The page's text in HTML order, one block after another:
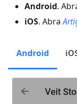
Android.
iOS. Abra
Android